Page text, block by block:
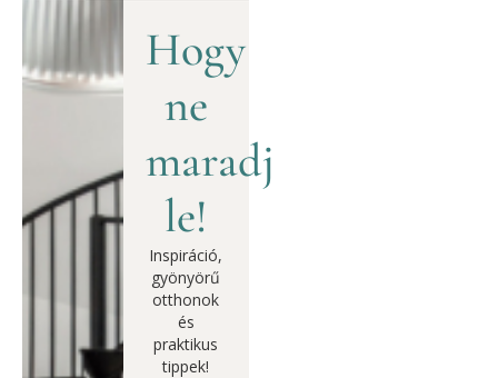
Hogy
ne
maradj
le!
Inspiráció,
gyönyörű
otthonok
és
praktikus
tippek!